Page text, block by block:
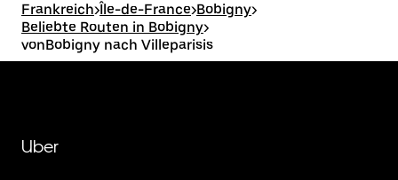
Frankreich>Île-de-France>Bobigny>
Beliebte Routen in Bobigny>
vonBobigny nach Villeparisis
Uber